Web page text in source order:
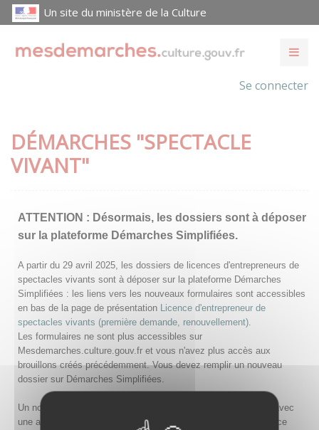
Un site du ministère de la Culture
Se connecter
DÉMARCHES "SPECTACLE
VIVANT"
ATTENTION : Désormais, les dossiers sont à déposer
sur la plateforme Démarches Simplifiées.
A partir du 29 avril 2025, les dossiers de licences d'entrepreneurs de
spectacles vivants sont à déposer sur la plateforme Démarches
Simplifiées : les liens vers les nouveaux formulaires sont accessibles
en bas de la page de présentation Licence d'entrepreneur de
spectacles vivants (première demande, renouvellement).
Les formulaires ne sont plus accessibles sur
Mesdemarches.culture.gouv.fr et vous n'avez plus accès aux
brouillons créés précédemment. Vous devez remplir un nouveau
dossier sur Démarches Simplifiées.
Un nouveau compte doit être créé sur Démarches Simplifiées avec
une adresse email et un mot de passe, ou en passant par France